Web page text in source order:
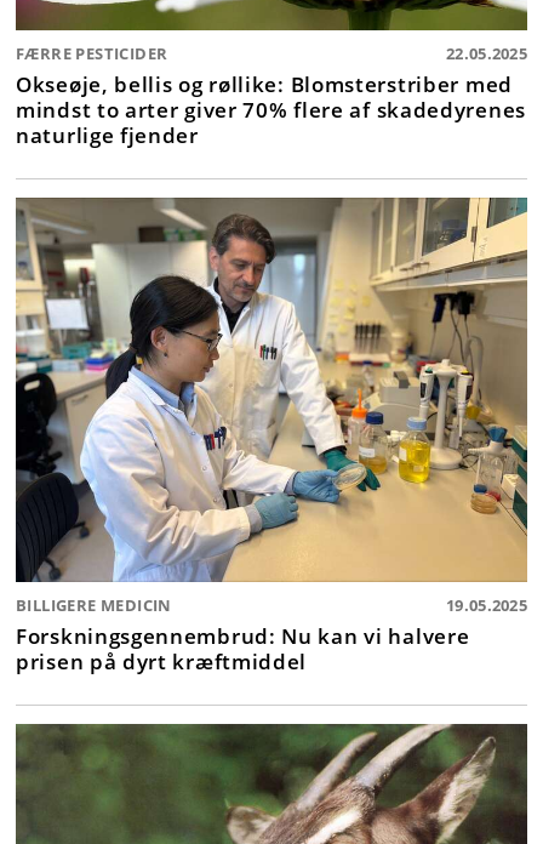
FÆRRE PESTICIDER 22.05.2025
Okseøje, bellis og røllike: Blomsterstriber med
mindst to arter giver 70% flere af skadedyrenes
naturlige fjender
BILLIGERE MEDICIN 19.05.2025
Forskningsgennembrud: Nu kan vi halvere
prisen på dyrt kræftmiddel